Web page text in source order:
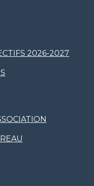
2026-2027